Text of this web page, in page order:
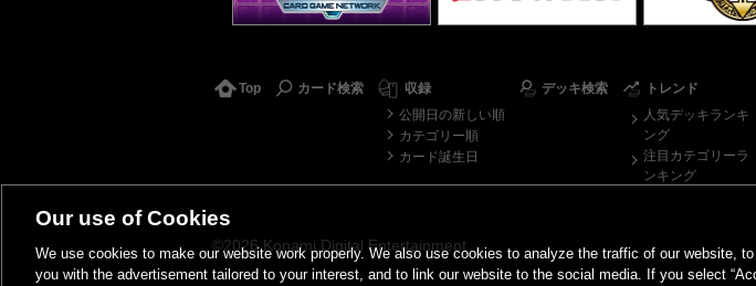
Top カード検索
収録
公開日の新しい順
カテゴリー順
カード誕生日
デッキ検索
トレンド
人気デッキランキ
ング
注目カテゴリーラ
ンキング
©2026 Konami Digital Entertainment
Our use of Cookies
We use cookies to make our website work properly. We also use cookies to analyze the traffic of our website,
you with the advertisement tailored to your interest, and to link our website to the social media. If you select